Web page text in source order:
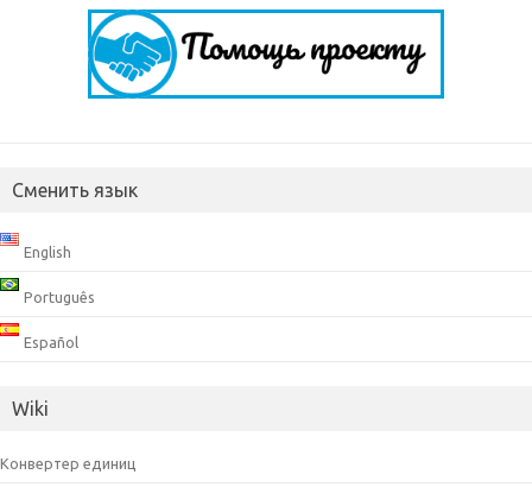
Сменить язык
English
Português
Español
Wiki
Конвертер единиц